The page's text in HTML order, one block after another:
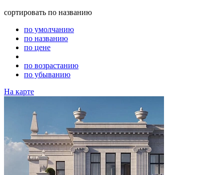
сортировать по названию
по умолчанию
по названию
по цене
по возрастанию
по убыванию
На карте